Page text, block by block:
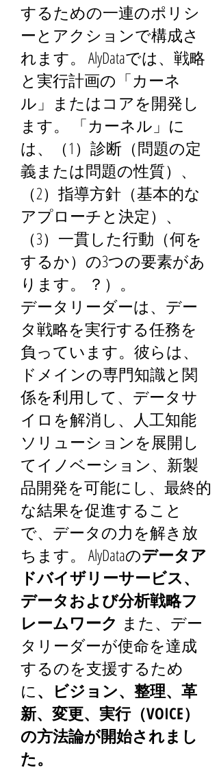
するための一連のポリシ
ーとアクションで構成さ
れます。 AlyDataでは、戦略
と実行計画の「カーネ
ル」またはコアを開発し
ます。 「カーネル」に
は、（1）診断（問題の定
義または問題の性質）、
（2）指導方針（基本的な
アプローチと決定）、
（3）一貫した行動（何を
するか）の3つの要素があ
ります。 ？）。
データリーダーは、デー
タ戦略を実行する任務を
負っています。彼らは、
ドメインの専門知識と関
係を利用して、データサ
イロを解消し、人工知能
ソリューションを展開し
てイノベーション、新製
品開発を可能にし、最終的
な結果を促進すること
で、データの力を解き放
ちます。 AlyDataのデータア
ドバイザリーサービス、
データおよび分析戦略フ
レームワーク また、デー
タリーダーが使命を達成
するのを支援するため
に、ビジョン、整理、革
新、変更、実行（VOICE）
の方法論が開始されまし
た。